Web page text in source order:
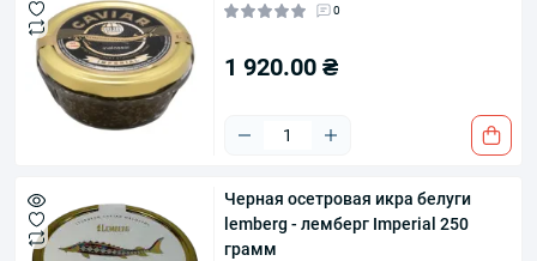
0
1 920.00 ₴
Черная осетровая икра белуги
lemberg - лемберг Imperial 250
грамм